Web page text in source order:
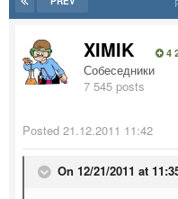
XIMIK 4
Собеседники
7 545 posts
Posted 21.12.2011 11:42
On 12/21/2011 at